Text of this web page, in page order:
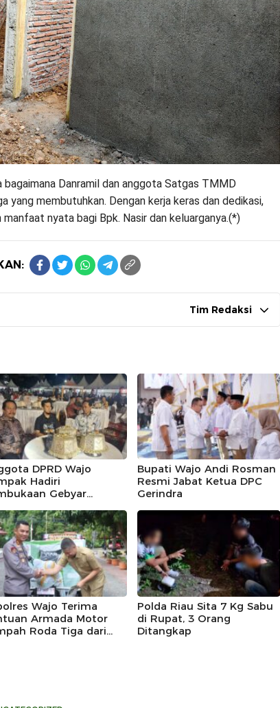
Danramil dan anggota Satgas TMMD
yang membutuhkan. Dengan kerja keras dan dedikasi,
nyata bagi Bpk. Nasir dan keluarganya.(*)
Tim Redaksi
DPRD Wajo
Hadiri
Gebyar
Bupati Wajo Andi Rosman
Resmi Jabat Ketua DPC
Gerindra
Wajo Terima
Armada Motor
Roda Tiga dari
Polda Riau Sita 7 Kg Sabu
di Rupat, 3 Orang
Ditangkap